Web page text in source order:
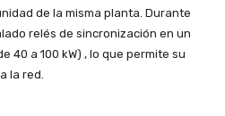
de la misma planta. Durante
relés de sincronización en un
40 a 100 kW) , lo que permite su
la red.